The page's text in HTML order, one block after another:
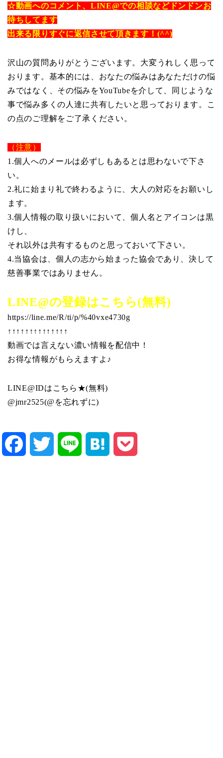
☆動画へのコメント、LINE@での相談などドンドンお
待ちしてます
出来る限りすぐに返信させて頂きます！(^^)
沢山の質問ありがとうございます。大変うれしく思って
おります。基本的には、おなたの悩みはあなただけの悩
みではなく、その悩みをYouTubeを介して、同じような
事で悩み多くの人達に共有したいと思っております。こ
の点のご理解をご了承ください。
（注意）
1.個人へのメールは必ずしもあるとは思わないで下さ
い。
2.礼に始まり礼で終わるように、大人の対応をお願いし
ます。
3.個人情報の取り扱いにおいて、個人名とアイコンは黒
けし、
それ以外は共有するものと思っておいて下さい。
4.当協会は、個人の志から始まった協会であり、決して
慈善事業ではありません。
LINE@の登録はこちら(無料)
https://line.me/R/ti/p/%40vxe4730g
↑↑↑↑↑↑↑↑↑↑↑↑↑↑
動画では言えない濃い情報を配信中！
お得な情報がもらえますよ♪
LINE@IDはこちら★(無料)
@jmr2525(@を忘れずに)
Facebook Twitter Line Hatena